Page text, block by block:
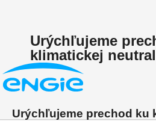
Urýchľujeme
klimatickej
Urýchľujeme prechod ku